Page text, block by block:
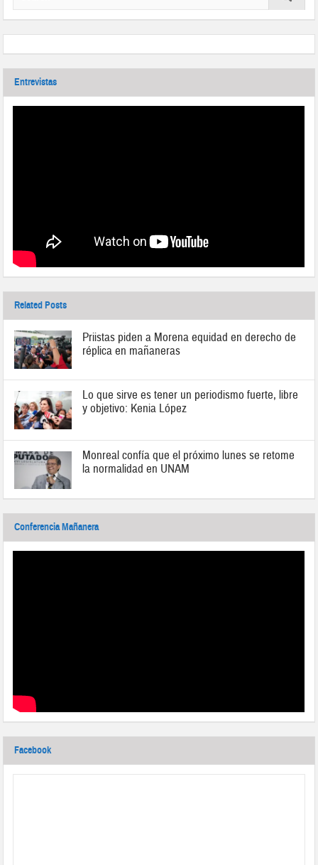
Entrevistas
Related Posts
Priistas piden a Morena equidad en derecho de
réplica en mañaneras
Lo que sirve es tener un periodismo fuerte, libre
y objetivo: Kenia López
Monreal confía que el próximo lunes se retome
la normalidad en UNAM
Conferencia Mañanera
Facebook